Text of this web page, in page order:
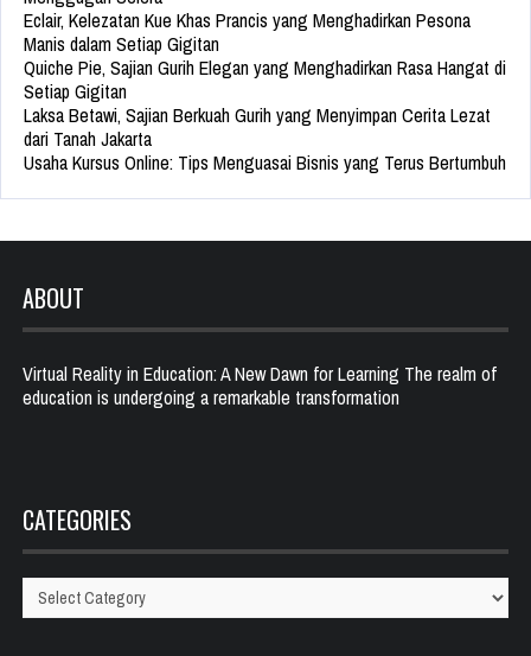
Eclair, Kelezatan Kue Khas Prancis yang Menghadirkan Pesona
Manis dalam Setiap Gigitan
Quiche Pie, Sajian Gurih Elegan yang Menghadirkan Rasa Hangat di
Setiap Gigitan
Laksa Betawi, Sajian Berkuah Gurih yang Menyimpan Cerita Lezat
dari Tanah Jakarta
Usaha Kursus Online: Tips Menguasai Bisnis yang Terus Bertumbuh
ABOUT
Virtual Reality in Education: A New Dawn for Learning The realm of
education is undergoing a remarkable transformation
CATEGORIES
Categories